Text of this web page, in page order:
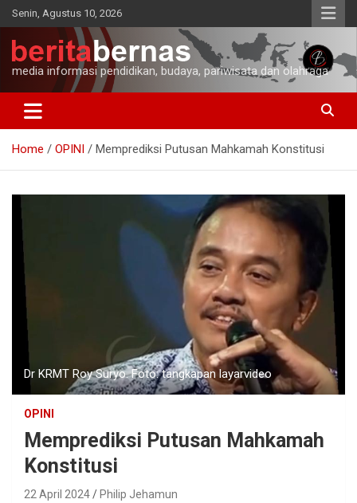
Skip
to
content
Senin, Agustus 10, 2026
media informasi pendidikan, budaya, pariwisata dan olahraga
Home OPINI Memprediksi Putusan Mahkamah Konstitusi
Dr KRMT Roy Suryo. Foto: tangkapan layarvideo
OPINI
Memprediksi Putusan Mahkamah
Konstitusi
22 April 2024 Philip Jehamun